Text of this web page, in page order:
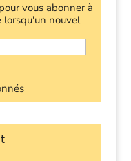
vous abonner à
lorsqu'un nouvel